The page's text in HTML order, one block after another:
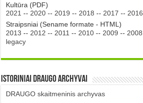
Kultūra (PDF)
2021 -- 2020 -- 2019 -- 2018 -- 2017 -- 2016
Straipsniai (Sename formate - HTML)
2013 -- 2012 -- 2011 -- 2010 -- 2009 -- 2008
legacy
Istoriniai DRAUGO Archyvai
DRAUGO skaitmeninis archyvas